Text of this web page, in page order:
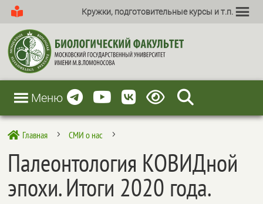
Кружки, подготовительные курсы и т.п.
Меню
 Главная 5 СМИ о нас 5
Палеонтология КОВИДной
эпохи. Итоги 2020 года.